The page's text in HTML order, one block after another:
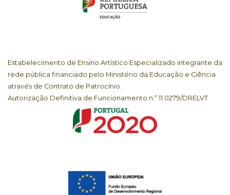
Estabelecimento de Ensino Artístico Especializado integrante da
rede pública financiado pelo Ministério da Educação e Ciência
através de Contrato de Patrocínio.
Autorização Definitiva de Funcionamento n.º 11.0279/DRELVT